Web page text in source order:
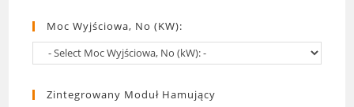
Moc Wyjściowa, No (kW):
Zintegrowany Moduł Hamujący